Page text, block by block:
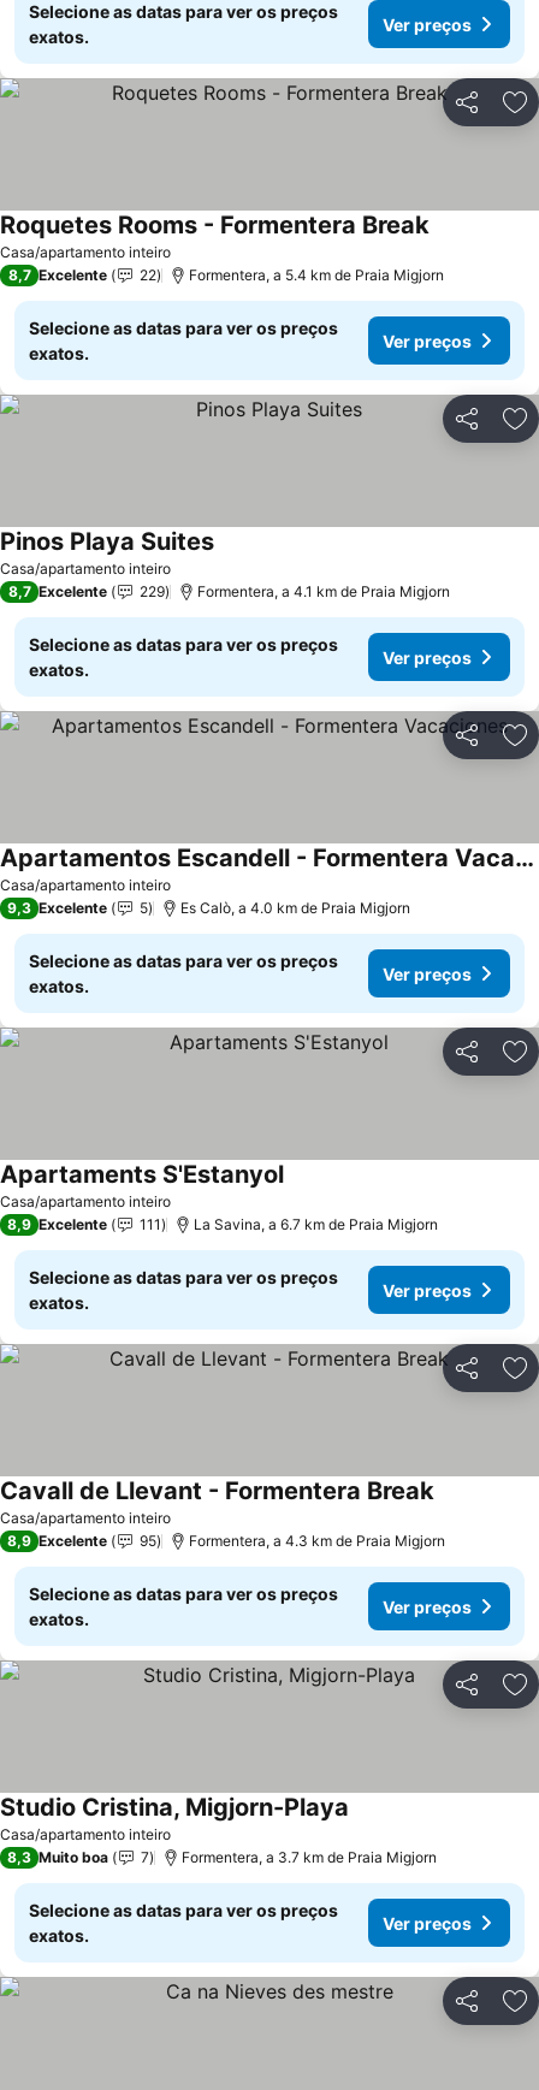
Selecione as datas para ver os preços
exatos.
Ver preços
Partilhar
Casa/apartamento inteiro
Roquetes Rooms - Formentera BreakVer preços
8,7 Excelente 22 Formentera, a 5.4 km de Praia Migjorn
Selecione as datas para ver os preços
exatos.
Ver preços
Partilhar
Casa/apartamento inteiro
Pinos Playa SuitesVer preços
8,7 Excelente 229 Formentera, a 4.1 km de Praia Migjorn
Selecione as datas para ver os preços
exatos.
Ver preços
Partilhar
Casa/apartamento inteiro
Apartamentos Escandell - Formentera Vacaciones
Ver preços
9,3 Excelente 5 Es Calò, a 4.0 km de Praia Migjorn
Selecione as datas para ver os preços
exatos.
Ver preços
Partilhar
Casa/apartamento inteiro
Apartaments S'EstanyolVer preços
8,9 Excelente 111 La Savina, a 6.7 km de Praia Migjorn
Selecione as datas para ver os preços
exatos.
Ver preços
Partilhar
Casa/apartamento inteiro
Cavall de Llevant - Formentera BreakVer preços
8,9 Excelente 95 Formentera, a 4.3 km de Praia Migjorn
Selecione as datas para ver os preços
exatos.
Ver preços
Partilhar
Casa/apartamento inteiro
Studio Cristina, Migjorn-Playa
8,3 Muito boa 7 Formentera, a 3.7 km de Praia Migjorn
Selecione as datas para ver os preços
exatos.
Ver preços
Partilhar